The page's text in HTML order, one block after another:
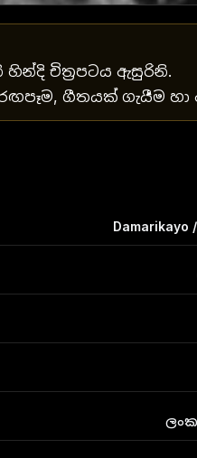
හින්දි චිත්‍රපටය ඇසුරිනි.
ගීතයක් ගැයීම හා